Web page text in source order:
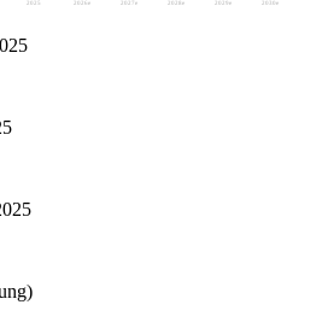
2025 2026 e 2027 e 2028 e 2029 e 2030e